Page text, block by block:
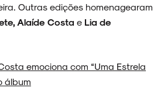
Outras edições homenagearam
Alaíde Costa e Lia de
emociona com “Uma Estrela
álbum